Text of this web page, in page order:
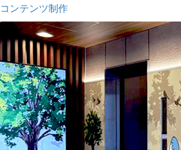
コンテンツ制作